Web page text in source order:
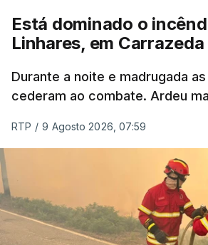
ESTE CONTEÚDO ESTÁ
Está dominado o
Linhares, em
Durante a noite e madrugada
cederam ao combate. Ardeu
RTP / 9 Agosto 2026, 07:59